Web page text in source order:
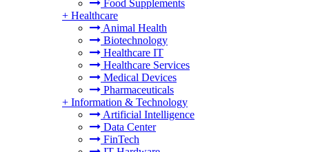
Food Supplements
+ Healthcare
Animal Health
Biotechnology
Healthcare IT
Healthcare Services
Medical Devices
Pharmaceuticals
+ Information & Technology
Artificial Intelligence
Data Center
FinTech